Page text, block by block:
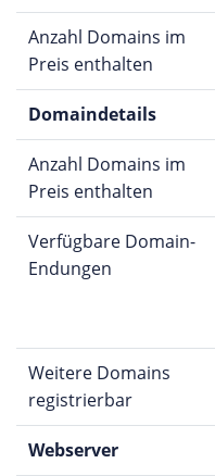
Anzahl Domains im
Preis enthalten
Domaindetails
Anzahl Domains im
Preis enthalten
Verfügbare Domain-
Endungen
Weitere Domains
registrierbar
Webserver